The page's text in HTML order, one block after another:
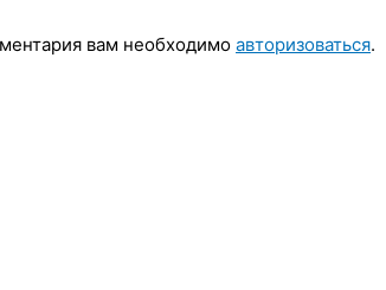
вам необходимо авторизоваться.